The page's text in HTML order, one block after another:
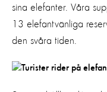
sina elefanter. Våra
13 elefantvänliga
den svåra tiden.